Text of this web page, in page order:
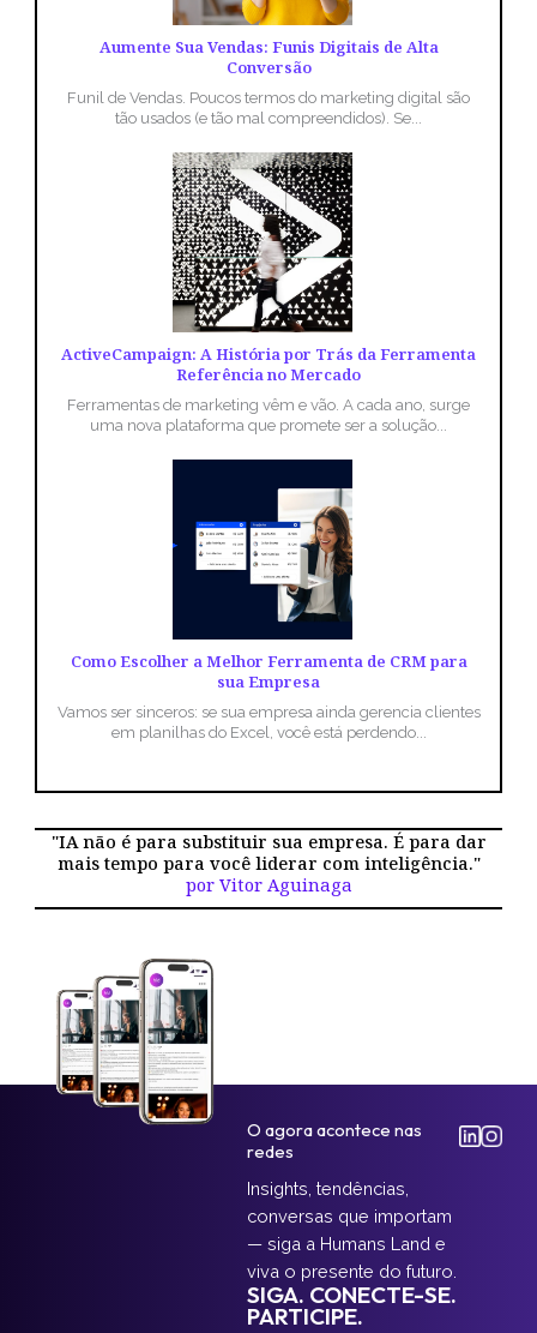
Aumente Sua Vendas: Funis Digitais de Alta
Conversão
Funil de Vendas. Poucos termos do marketing digital são
tão usados (e tão mal compreendidos). Se...
ActiveCampaign: A História por Trás da Ferramenta
Referência no Mercado
Ferramentas de marketing vêm e vão. A cada ano, surge
uma nova plataforma que promete ser a solução...
Como Escolher a Melhor Ferramenta de CRM para
sua Empresa
Vamos ser sinceros: se sua empresa ainda gerencia clientes
em planilhas do Excel, você está perdendo...
"IA não é para substituir sua empresa. É para dar
mais tempo para você liderar com inteligência."
por Vitor Aguinaga
O agora acontece nas
redes
Insights, tendências,
conversas que importam
— siga a Humans Land e
viva o presente do futuro.
SIGA. CONECTE-SE.
PARTICIPE.